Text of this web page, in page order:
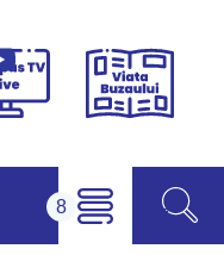
Campus
Viața